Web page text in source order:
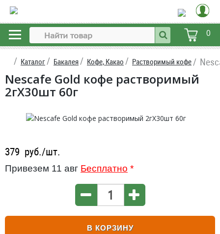
0
Каталог Бакалея Кофе, Какао Растворимый кофе
Nescafe Gold кофе растворимый
2гX30шт 60г
379 руб./шт.
Привезем 11 авг Бесплатно *
В КОРЗИНУ